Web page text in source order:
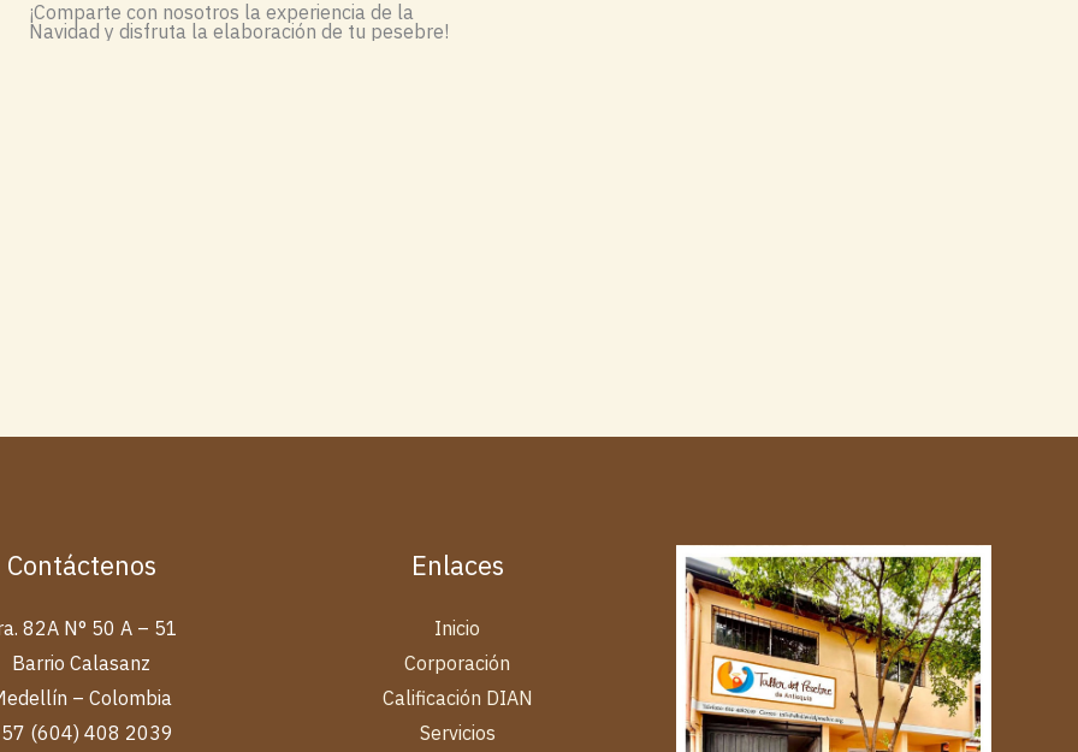
¡Comparte con nosotros la experiencia de la
Navidad y disfruta la elaboración de tu pesebre!
Contáctenos
82A N° 50 A – 51
Barrio Calasanz
– Colombia
(604) 408 2039
Enlaces
Inicio
Corporación
Calificación DIAN
Servicios